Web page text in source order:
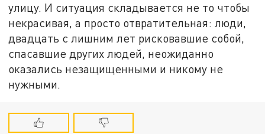
улицу. И ситуация складывается не то чтобы
некрасивая, а просто отвратительная: люди,
двадцать с лишним лет рисковавшие собой,
спасавшие других людей, неожиданно
оказались незащищенными и никому не
нужными.